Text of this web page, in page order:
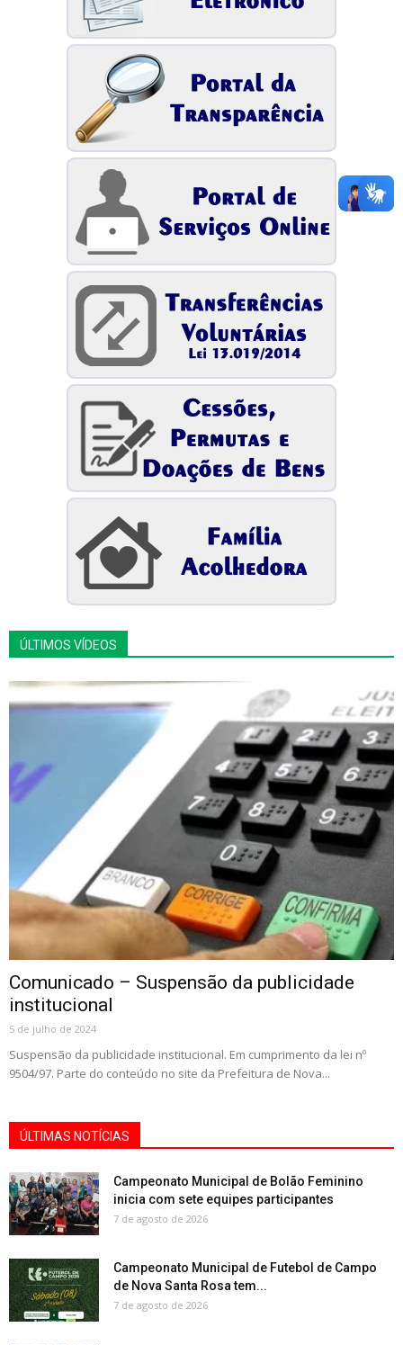
ÚLTIMOS VÍDEOS
Comunicado – Suspensão da publicidade
institucional
5 de julho de 2024
Suspensão da publicidade institucional. Em cumprimento da lei nº
9504/97. Parte do conteúdo no site da Prefeitura de Nova...
ÚLTIMAS NOTÍCIAS
Campeonato Municipal de Bolão Feminino
inicia com sete equipes participantes
7 de agosto de 2026
Campeonato Municipal de Futebol de Campo
de Nova Santa Rosa tem...
7 de agosto de 2026